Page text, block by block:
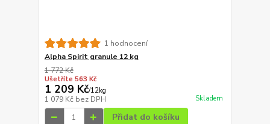
1 hodnocení
Alpha Spirit granule 12 kg
1 772 Kč
Ušetříte 563 Kč
1 209 Kč/12kg
1 079 Kč bez DPH Skladem
Přidat do košíku